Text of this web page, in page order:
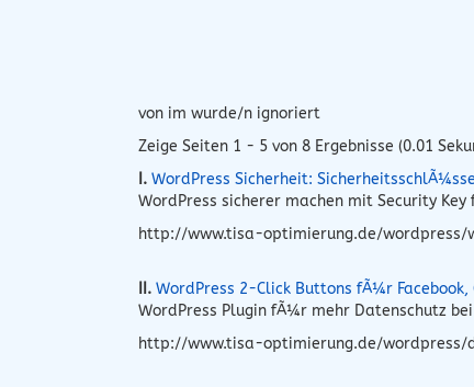
von im wurde/n ignoriert
Zeige Seiten 1 - 5 von 8 Ergebnisse (0.01
I. WordPress Sicherheit:
WordPress sicherer machen mit Security
http://www.tisa-optimierung.de/
II. WordPress 2-Click Buttons fÃ¼r
WordPress Plugin fÃ¼r mehr Datenschutz
http://www.tisa-optimierung.de/